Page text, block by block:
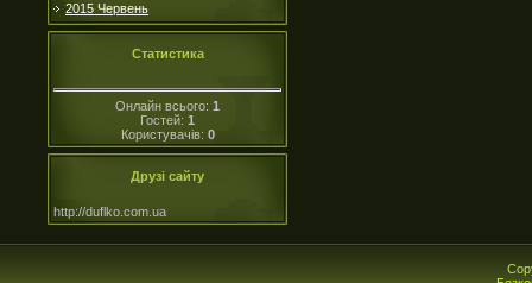
2015 Червень
Статистика
Онлайн всього: 1
Гостей: 1
Користувачів: 0
Друзі сайту
http://duflko.com.ua